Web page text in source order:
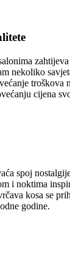
nekoliko
cijena
spoj
i noktima
kosa se
godine.